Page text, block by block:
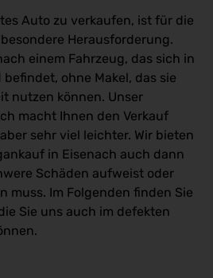
Auto zu verkaufen, ist für die
Herausforderung.
einem Fahrzeug, das sich in
ohne Makel, das sie
nutzen können. Unser
macht Ihnen den Verkauf
sehr viel leichter. Wir bieten
in Eisenach auch dann
Schäden aufweist oder
muss. Im Folgenden finden Sie
Sie uns auch im defekten